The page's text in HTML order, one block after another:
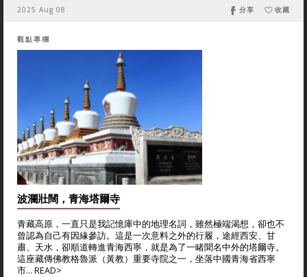
2025 Aug 08 收藏
分享
觀點專欄
波瀾壯闊，青海塔爾寺
青藏高原，一直只是我記憶庫中的地理名詞，雖然極端渴想，卻也不
曾認為自己有因緣參訪。這是一次意料之外的行履，途經西安、甘
肅、天水，卻順道轉進青海西寧，就是為了一睹聞名中外的塔爾寺。
這座藏傳佛教格魯派（黃教）重要寺院之一，坐落中國青海省西寧
市... READ>